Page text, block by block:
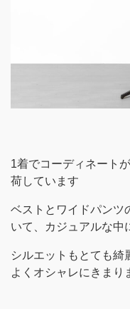
1着でコーディネート
荷しています
ベストとワイドパンツ
いて、カジュアルな中
シルエットもとても綺
よくオシャレにきまり